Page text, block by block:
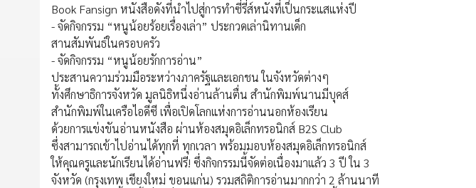
Book Fansign หนังสือดังที่นำไปสู่การทำซี่รี่ส์หนังที่เป็นกระแสแห่งปี
- จัดกิจกรรม “หนูน้อยร้อยเรื่องเล่า” ประกวดเล่านิทานเด็ก
สานสัมพันธ์ในครอบครัว
- จัดกิจกรรม “หนูน้อยรักการอ่าน”
ประสานความร่วมมือระหว่างภาครัฐและเอกชน ในจังหวัดต่างๆ
ทั้งศึกษาธิการจังหวัด มูลนิธิหนึ่งอ่านล้านตื่น สำนักพิมพ์นานมีบุคส์
สำนักพิมพ์ในเครือไอดีซี เพื่อเปิดโลกแห่งการอ่านนอกห้องเรียน
ด้วยการแข่งขันอ่านหนังสือ ผ่านห้องสมุดอิเล็กทรอนิกส์ B2S Club
ซึ่งสามารถเข้าไปอ่านได้ทุกที่ ทุกเวลา พร้อมมอบห้องสมุดอิเล็กทรอนิกส์
ให้คุณครูและนักเรียนได้อ่านฟรี! ซึ่งกิจกรรมนี้จัดต่อเนื่องมาแล้ว 3 ปี ใน 3
จังหวัด (กรุงเทพ เชียงใหม่ ขอนแก่น) รวมสถิติการอ่านมากกว่า 2 ล้านนาที